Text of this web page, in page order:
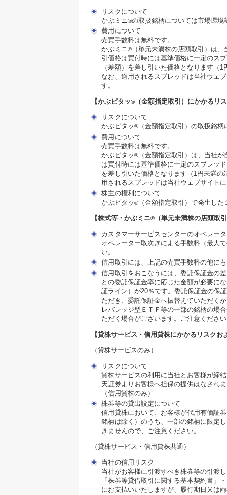
リスクについて
かぶミニ ®の取扱銘柄については市場環
費用について
売買手数料は無料です。
かぶミニ®
（単元未満株の店頭取引）は
引価格は買付時には基準価格に一定のス
（差額）を差し引いた価格となります（
なお、適用されるスプレッドは当社ウェ
す。
【かぶピタッ® （金額指定取引）にかかるリ
リスクについて
かぶピタッ®
（金額指定取引）の取扱銘
費用について
売買手数料は無料です。
かぶピタッ®
（金額指定取引）は、当社
は買付時には基準価格に一定のスプレッ
を差し引いた価格となります（1円未満
用されるスプレッドは当社ウェブサイト
株主の権利について
かぶピタッ® （金額指定取引）で発生し
【株式等・かぶミニ® （単元未満株の店頭取
カスタマーサービスセンターのオペレー
オペレーター取次ぎによる手数料（最大
い。
信用取引には、上記の売買手数料の他に
信用取引をおこなうには、委託保証金の
との委託保証金率に応じた金額が必要に
証ライン）が20％です。委託保証金の保
ただき、委託保証金へ振替えていただく
レバレッジ型ＥＴＦ等の一部の銘柄の場
ただく場合がございます。ご注意くださ
【貸株サービス・信用貸株にかかるリスクお
（貸株サービスのみ）
リスクについて
貸株サービスの利用に当社とお客様が締
天証券よりお客様へ担保の提供はなされ
（信用貸株のみ）
株券等の貸出設定について
信用貸株において、お客様が代用有価証
銘柄は除く）のうち、一部の銘柄に限定
きませんので、ご注意ください。
（貸株サービス・信用貸株共通）
当社の信用リスク
当社がお客様に引渡すべき株券等の引渡
「株券等貸借取引に関する基本契約書」
にお支払いいたしますが、履行期日又は